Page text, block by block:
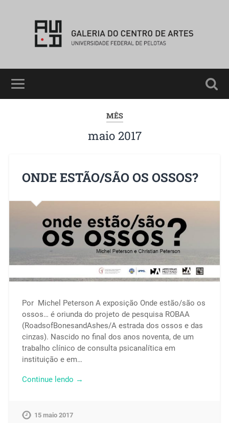
MÊS
maio 2017
ONDE ESTÃO/SÃO OS OSSOS?
Por Michel Peterson A exposição Onde estão/são os
ossos… é oriunda do projeto de pesquisa ROBAA
(RoadsofBonesandAshes/A estrada dos ossos e das
cinzas). Nascido no final dos anos noventa, de um
trabalho clínico de consulta psicanalítica em
instituição e em…
Continue lendo →
15 maio 2017